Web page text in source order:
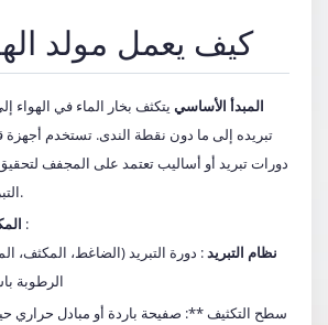
كيف يعمل مولد
المبدأ الأساسي يتكثف بخار الماء في الهواء
تبريده إلى ما دون نقطة الندى. تستخدم أجهزة
التبريد واستخراج الماء.
:
نظام التبريد: دورة التبريد (الضاغط، المكثف،
الرطوبة